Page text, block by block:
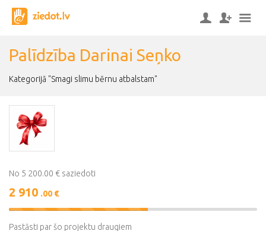
Palīdzība Darinai Seņko
Kategorijā "Smagi slimu bērnu atbalstam"
No 5 200.00 € saziedoti
2 910 .00 €
56%
Complete
Pastāsti par šo projektu draugiem